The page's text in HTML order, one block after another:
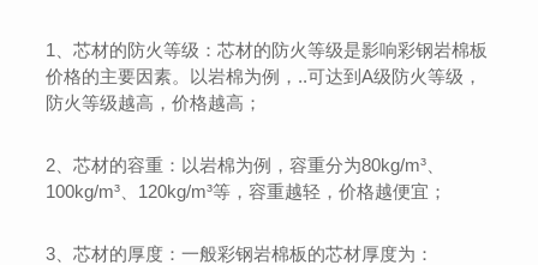
1、芯材的防火等级：芯材的防火等级是影响彩钢岩棉板
价格的主要因素。以岩棉为例，..可达到A级防火等级，
防火等级越高，价格越高；
2、芯材的容重：以岩棉为例，容重分为80kg/m³、
100kg/m³、120kg/m³等，容重越轻，价格越便宜；
3、芯材的厚度：一般彩钢岩棉板的芯材厚度为：